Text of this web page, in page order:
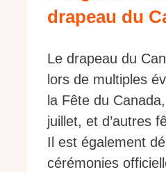
drapeau du
Le drapeau du
lors de multiples
la Fête du
juillet, et d’autres
Il est également
cérémonies